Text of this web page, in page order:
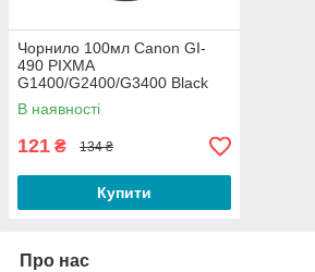
Чорнило 100мл Canon GI-
490 PIXMA
G1400/G2400/G3400 Black
ColorWay
В наявності
121 ₴ 134 ₴
Купити
Про нас